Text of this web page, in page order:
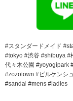
#スタンダードメイド
#tokyo #渋谷 #shibuya
代々木公園 #yoyogipark
#zozotown #ビルケンシ
#sandal #mens #ladies